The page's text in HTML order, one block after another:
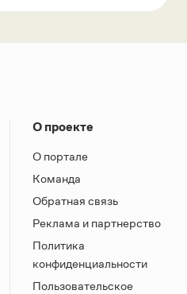
О проекте
О портале
Команда
Обратная связь
Реклама и партнерство
Политика
конфиденциальности
Пользовательское